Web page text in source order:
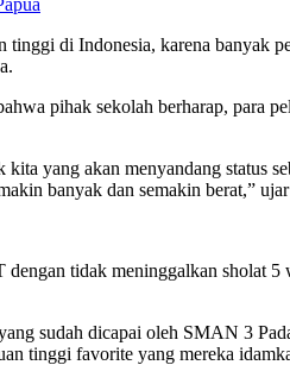
di Indonesia, karena
pihak sekolah berharap, para
yang akan menyandang status
banyak dan semakin berat,”
tidak meninggalkan sholat
sudah dicapai oleh SMAN 3
tinggi favorite yang mereka